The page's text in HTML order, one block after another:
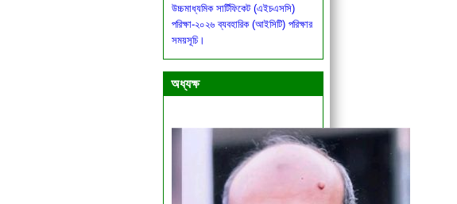
পরিক্ষা-২০২৬ ব্যবহারিক (আইসিটি) পরিক্ষার
সময়সূচি।
বিজ্ঞপ্তি।
অধ্যক্ষ